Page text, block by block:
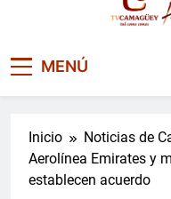
la
MENÚ
Inicio
Noticias de
Aerolínea Emirates y
establecen acuerdo